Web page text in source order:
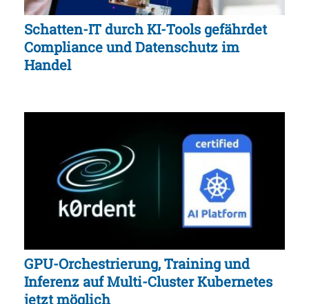
Schatten-IT durch KI-Tools gefährdet
Compliance und Datenschutz im
Handel
GPU-Orchestrierung, Training und
Inferenz auf Multi-Cluster Kubernetes
jetzt möglich